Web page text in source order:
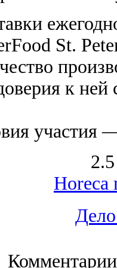
St.
к ней
участия
Horeca